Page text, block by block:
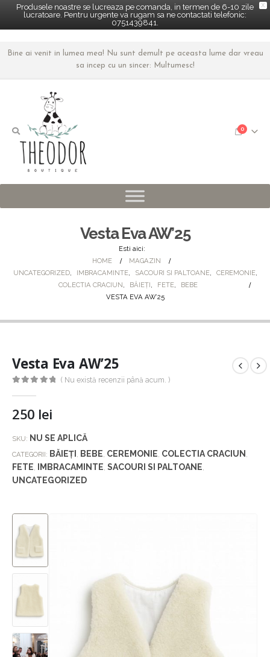
X
Produsele noastre se lucreaza pe comanda, in termen de 6-10 zile
lucratoare. Pentru urgente va rugam sa ne contactati telefonic:
0751439841.
Bine ai venit in lumea mea! Nu sunt demult pe aceasta lume dar vreau
sa incep cu un sincer: Multumesc!
0
Vesta Eva AW’25
Esti aici:
HOME
MAGAZIN
UNCATEGORIZED, IMBRACAMINTE, SACOURI SI PALTOANE, CEREMONIE,
COLECTIA CRACIUN, BĂIEȚI, FETE,
BEBE
VESTA EVA AW’25
Vesta Eva AW’25
( Nu există recenzii până acum. )
250 lei
SKU: NU SE APLICĂ
CATEGORII: BĂIEȚI , BEBE, CEREMONIE, COLECTIA CRACIUN ,
FETE, IMBRACAMINTE, SACOURI SI PALTOANE,
UNCATEGORIZED